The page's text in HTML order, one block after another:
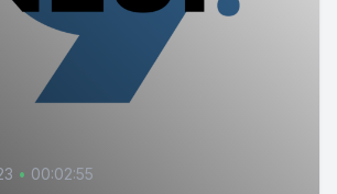
• 00:02:55